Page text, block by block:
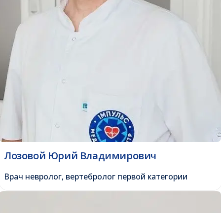
Лозовой Юрий Владимирович
Врач невролог, вертебролог первой категории